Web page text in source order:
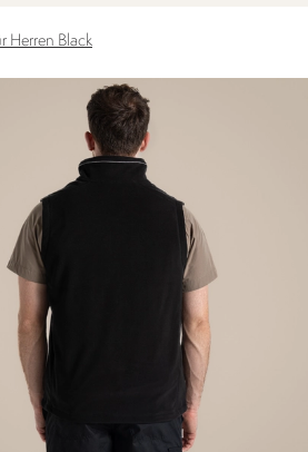
Herren Black